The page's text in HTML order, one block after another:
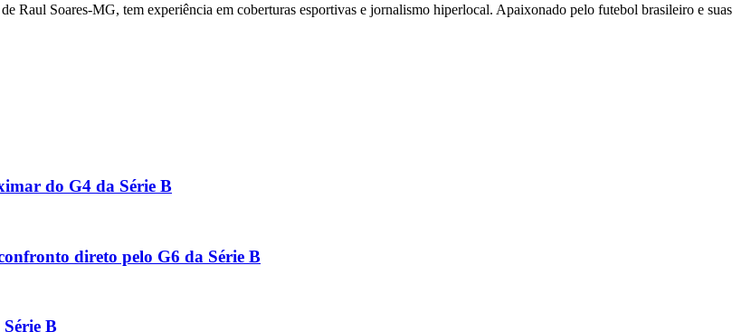
Raul Soares-MG, tem experiência em coberturas esportivas e jornalismo hiperlocal. Apaixonado pelo futebol brasileiro e suas
do G4 da Série B
direto pelo G6 da Série B
B